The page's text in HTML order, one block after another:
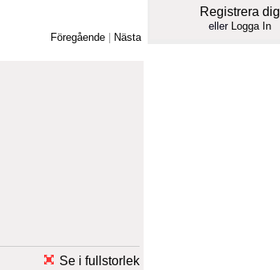
Föregående Nästa
Se i fullstorlek
Registrera dig
eller Logga In